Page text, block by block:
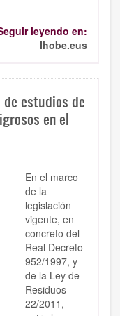
leyendo en:
Ihobe.eus
estudios de
en el
En el marco
de la
legislación
vigente, en
concreto del
Real Decreto
952/1997, y
de la Ley de
Residuos
22/2011,